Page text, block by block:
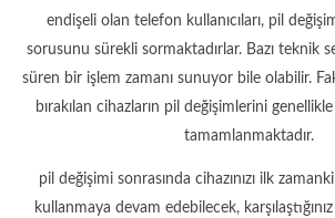
endişeli olan telefon kullanıcıları, pil
sorusunu sürekli sormaktadırlar. Bazı teknik
süren bir işlem zamanı sunuyor bile olabilir.
bırakılan cihazların pil değişimlerini
tamamlanmaktadır.
pil değişimi sonrasında cihazınızı ilk
kullanmaya devam edebilecek,